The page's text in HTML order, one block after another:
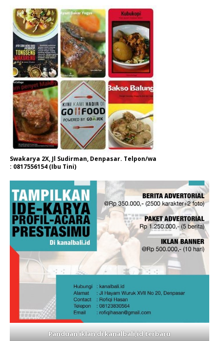
Swakarya 2X, Jl Sudirman, Denpasar. Telpon/wa
: 0817556154 (Ibu Tini)
Panduan iklan di kanalbali,id terbaru